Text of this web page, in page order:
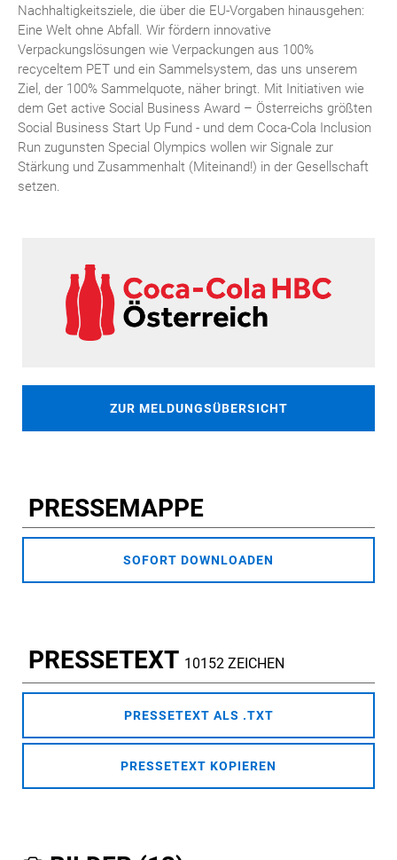
Nachhaltigkeitsziele, die über die EU-Vorgaben hinausgehen:
Eine Welt ohne Abfall. Wir fördern innovative
Verpackungslösungen wie Verpackungen aus 100%
recyceltem PET und ein Sammelsystem, das uns unserem
Ziel, der 100% Sammelquote, näher bringt. Mit Initiativen wie
dem Get active Social Business Award – Österreichs größten
Social Business Start Up Fund - und dem Coca-Cola Inclusion
Run zugunsten Special Olympics wollen wir Signale zur
Stärkung und Zusammenhalt (Miteinand!) in der Gesellschaft
setzen.
ZUR MELDUNGSÜBERSICHT
PRESSEMAPPE
SOFORT DOWNLOADEN
PRESSETEXT 10152 ZEICHEN
PRESSETEXT ALS .TXT
PRESSETEXT KOPIEREN